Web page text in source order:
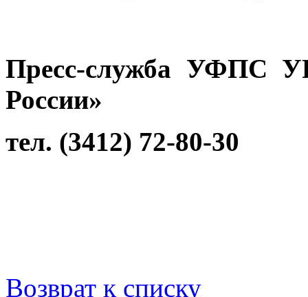
Пресс-служба УФПС
России»
тел. (3412) 72-80-30
Возврат к списку